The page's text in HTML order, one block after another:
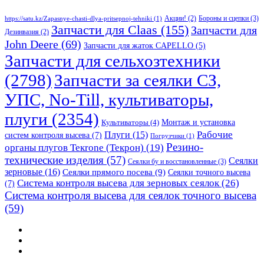
https://satu.kz/Zapasnye-chasti-dlya-pritsepnoj-tehniki (1) Акции! (2) Бороны и сцепки (3)
Дезинвазия (2) Запчасти для Claas (155) Запчасти для
John Deere (69) Запчасти для жаток CAPELLO (5)
Запчасти для сельхозтехники
(2798)Запчасти за сеялки СЗ,
УПС, No-Till, культиваторы,
плуги (2354) Культиваторы (4) Монтаж и установка
систем контроля высева (7) Плуги (15) Погрузчики (1) Рабочие
органы плугов Текrоne (Текрон) (19) Резино-
технические изделия (57) Сеялки бу и восстановленные (3) Сеялки
зерновые (16) Сеялки прямого посева (9) Сеялки точного высева
(7) Система контроля высева для зерновых сеялок (26)
Система контроля высева для сеялок точного высева
(59)